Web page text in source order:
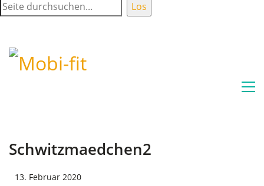
Schwitzmaedchen2
13. Februar 2020